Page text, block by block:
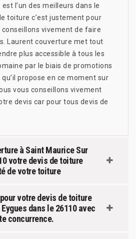
est l’un des meilleurs dans le
toiture c’est justement pour
conseillons vivement de faire
Laurent couverture met tout
plus accessible à tous les
par le biais de promotions
propose en ce moment sur
vous conseillons vivement
devis car pour tous devis de
à Saint Maurice Sur
votre devis de toiture
de votre toiture
votre devis de toiture
dans le 26110 avec
concurrence.